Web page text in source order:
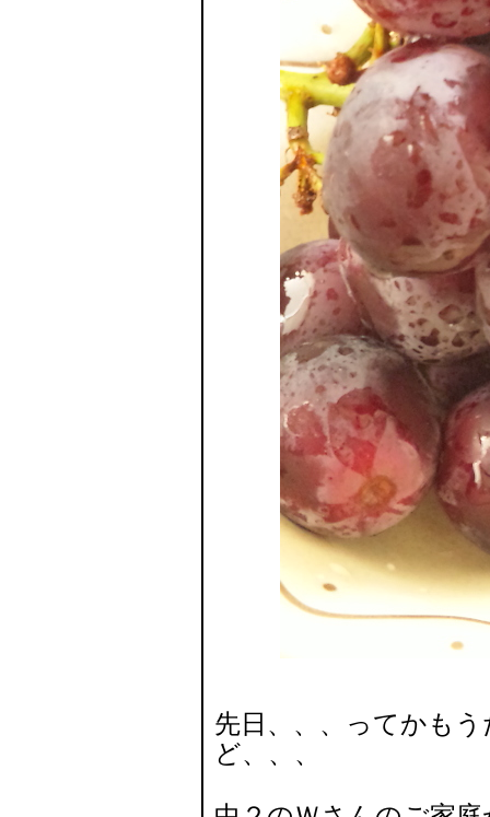
先日、、、ってかも
ど、、、